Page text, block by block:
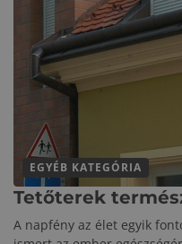
EGYÉB KATEGÓRIA
Tetőterek
A napfény az élet egyik